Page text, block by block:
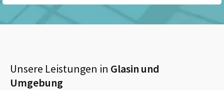
Unsere Leistungen in Glasin und
Umgebung